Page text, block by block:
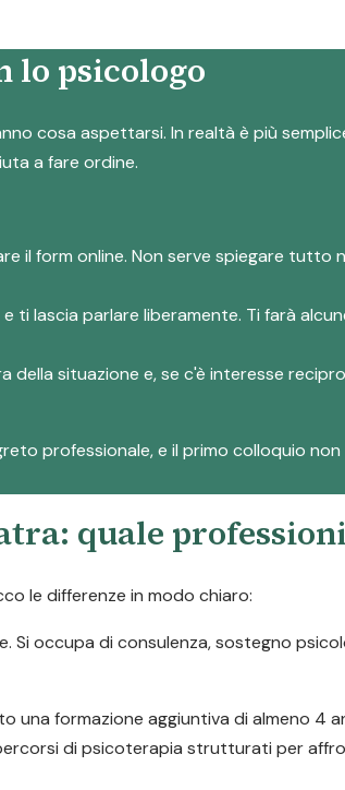
lo psicologo
cosa aspettarsi. In realtà è più
a fare ordine.
il form online. Non serve spiegare
lascia parlare liberamente. Ti farà
della situazione e, se c'è interesse
professionale, e il primo colloquio
quale
le differenze in modo chiaro:
occupa di consulenza, sostegno
una formazione aggiuntiva di almeno 4
di psicoterapia strutturati per